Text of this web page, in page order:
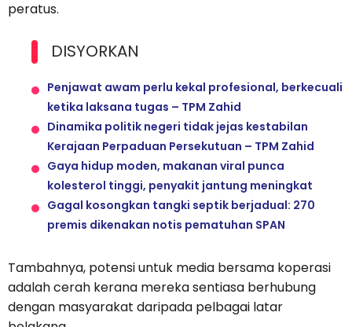
peratus.
DISYORKAN
Penjawat awam perlu kekal profesional, berkecuali
ketika laksana tugas – TPM Zahid
Dinamika politik negeri tidak jejas kestabilan
Kerajaan Perpaduan Persekutuan – TPM Zahid
Gaya hidup moden, makanan viral punca
kolesterol tinggi, penyakit jantung meningkat
Gagal kosongkan tangki septik berjadual: 270
premis dikenakan notis pematuhan SPAN
Tambahnya, potensi untuk media bersama koperasi
adalah cerah kerana mereka sentiasa berhubung
dengan masyarakat daripada pelbagai latar